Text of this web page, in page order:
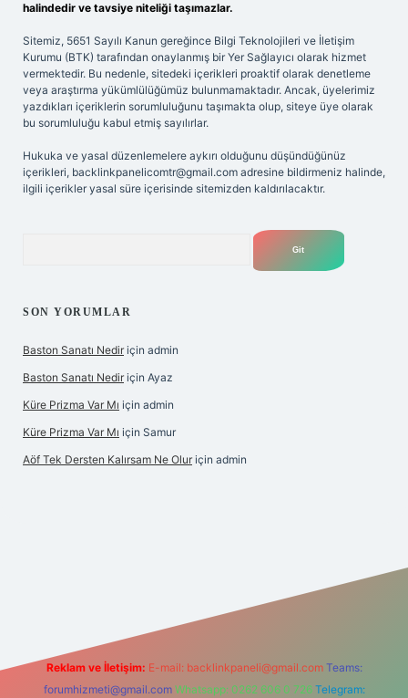
halindedir ve tavsiye niteliği taşımazlar.
Sitemiz, 5651 Sayılı Kanun gereğince Bilgi Teknolojileri ve İletişim
Kurumu (BTK) tarafından onaylanmış bir Yer Sağlayıcı olarak hizmet
vermektedir. Bu nedenle, sitedeki içerikleri proaktif olarak denetleme
veya araştırma yükümlülüğümüz bulunmamaktadır. Ancak, üyelerimiz
yazdıkları içeriklerin sorumluluğunu taşımakta olup, siteye üye olarak
bu sorumluluğu kabul etmiş sayılırlar.
Hukuka ve yasal düzenlemelere aykırı olduğunu düşündüğünüz
içerikleri, backlinkpanelicomtr@gmail.com adresine bildirmeniz halinde,
ilgili içerikler yasal süre içerisinde sitemizden kaldırılacaktır.
SON YORUMLAR
Baston Sanatı Nedir için admin
Baston Sanatı Nedir için Ayaz
Küre Prizma Var Mı için admin
Küre Prizma Var Mı için Samur
Aöf Tek Dersten Kalırsam Ne Olur için admin
Reklam ve İletişim: E-mail: backlinkpaneli@gmail.com Teams:
forumhizmeti@gmail.com Whatsapp: 0262 606 0 726 Telegram: